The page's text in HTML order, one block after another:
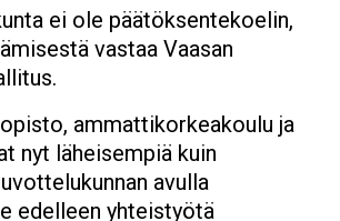
ei ole päätöksentekoelin,
vastaa Vaasan
ammattikorkeakoulu ja
nyt läheisempiä kuin
avulla
edelleen yhteistyötä